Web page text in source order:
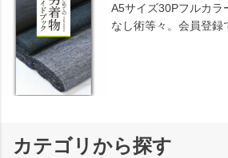
A5サイズ30Pフルカラ
なし術等々。会員登録
カテゴリから探す